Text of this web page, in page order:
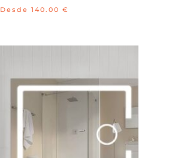
Desde 140.00€